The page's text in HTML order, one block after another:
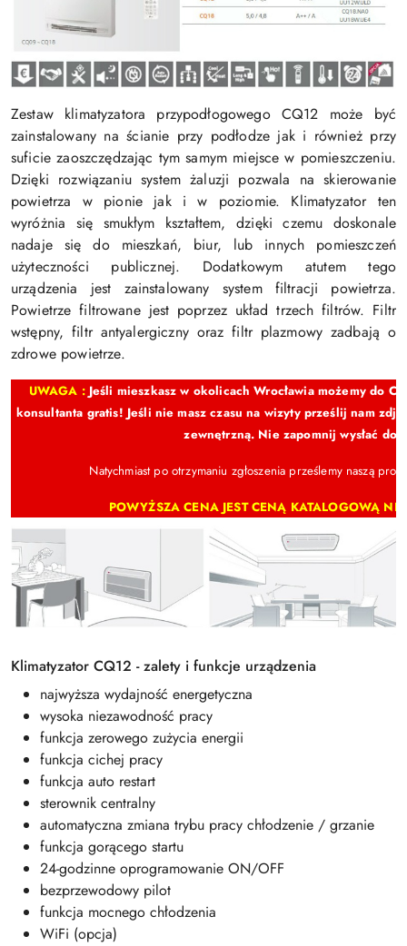
Zestaw klimatyzatora przypodłogowego CQ12 może być
zainstalowany na ścianie przy podłodze jak i również przy
suficie zaoszczędzając tym samym miejsce w pomieszczeniu.
Dzięki rozwiązaniu system żaluzji pozwala na skierowanie
powietrza w pionie jak i w poziomie. Klimatyzator ten
wyróżnia się smukłym kształtem, dzięki czemu doskonale
nadaje się do mieszkań, biur, lub innych pomieszczeń
użyteczności publicznej. Dodatkowym atutem tego
urządzenia jest zainstalowany system filtracji powietrza.
Powietrze filtrowane jest poprzez układ trzech filtrów. Filtr
wstępny, filtr antyalergiczny oraz filtr plazmowy zadbają o
zdrowe powietrze.
UWAGA :Jeśli mieszkasz w okolicach Wrocławia możemy do
konsultanta gratis! Jeśli nie masz czasu na wizyty prześlij nam
zewnętrzną. Nie zapomnij wysłać
Natychmiast po otrzymaniu zgłoszenia prześlemy naszą
POWYŻSZA CENA JEST CENĄ KATALOGOWĄ
Klimatyzator CQ12 - zalety i funkcje urządzenia
najwyższa wydajność energetyczna
wysoka niezawodność pracy
funkcja zerowego zużycia energii
funkcja cichej pracy
funkcja auto restart
sterownik centralny
automatyczna zmiana trybu pracy chłodzenie / grzanie
funkcja gorącego startu
24-godzinne oprogramowanie ON/OFF
bezprzewodowy pilot
funkcja mocnego chłodzenia
WiFi (opcja)